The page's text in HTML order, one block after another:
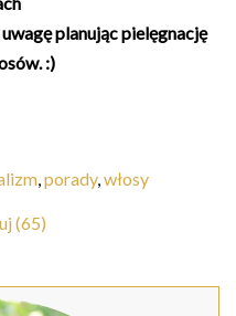
planując pielęgnację
:)
,porady,włosy
(65)